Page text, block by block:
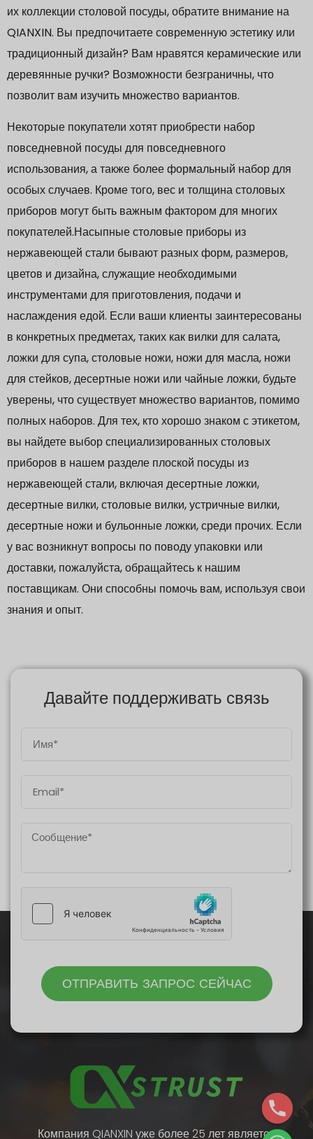
их коллекции столовой посуды, обратите внимание на
QIANXIN. Вы предпочитаете современную эстетику или
традиционный дизайн? Вам нравятся керамические или
деревянные ручки? Возможности безграничны, что
позволит вам изучить множество вариантов.
Некоторые покупатели хотят приобрести набор
повседневной посуды для повседневного
использования, а также более формальный набор для
особых случаев. Кроме того, вес и толщина столовых
приборов могут быть важным фактором для многих
покупателей.Насыпные столовые приборы из
нержавеющей стали бывают разных форм, размеров,
цветов и дизайна, служащие необходимыми
инструментами для приготовления, подачи и
наслаждения едой. Если ваши клиенты заинтересованы
в конкретных предметах, таких как вилки для салата,
ложки для супа, столовые ножи, ножи для масла, ножи
для стейков, десертные ножи или чайные ложки, будьте
уверены, что существует множество вариантов, помимо
полных наборов. Для тех, кто хорошо знаком с этикетом,
вы найдете выбор специализированных столовых
приборов в нашем разделе плоской посуды из
нержавеющей стали, включая десертные ложки,
десертные вилки, столовые вилки, устричные вилки,
десертные ножи и бульонные ложки, среди прочих. Если
у вас возникнут вопросы по поводу упаковки или
доставки, пожалуйста, обращайтесь к нашим
поставщикам. Они способны помочь вам, используя свои
знания и опыт.
Давайте поддерживать связь
ОТПРАВИТЬ ЗАПРОС СЕЙЧАС
Компания QIANXIN уже более 25 лет является